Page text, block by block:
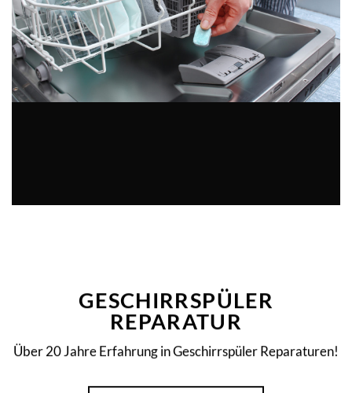
GESCHIRRSPÜLER
REPARATUR
Über 20 Jahre Erfahrung in Geschirrspüler Reparaturen!